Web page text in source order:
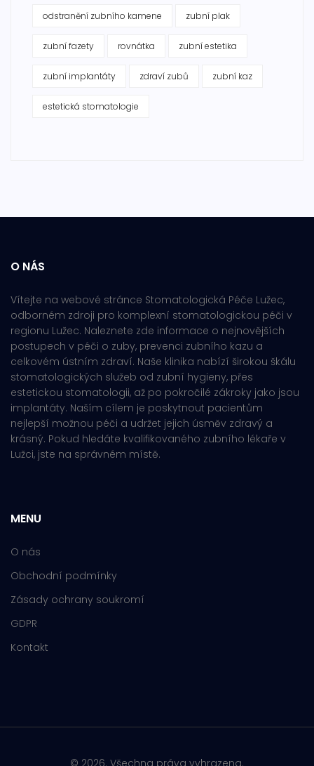
odstranění zubního kamene zubní plak
zubní fazety rovnátka zubní estetika
zubní implantáty zdraví zubů zubní kaz
estetická stomatologie
O NÁS
Vítejte na webové stránce Stomatologická Péče Lužec,
odborném zdroji pro komplexní stomatologickou péči v
regionu Lužec. Naleznete zde informace o nejnovějších
postupech v péči o zuby, prevenci zubního kazu a
celkovém ústním zdraví. Naše klinika nabízí širokou škálu
stomatologických služeb od zubní hygieny, přes
estetickou stomatologii, až po pokročilé zákroky jako jsou
implantáty. Naším cílem je poskytnout pacientům
nejlepší možnou péči a udržet jejich úsměv zdravý a
krásný. Pokud hledáte kvalifikovaného zubního lékaře v
Lužci, jste na správném místě.
MENU
O nás
Obchodní podmínky
Zásady ochrany soukromí
GDPR
Kontakt